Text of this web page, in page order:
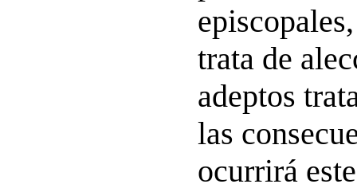
trata de
adeptos
las
ocurrirá